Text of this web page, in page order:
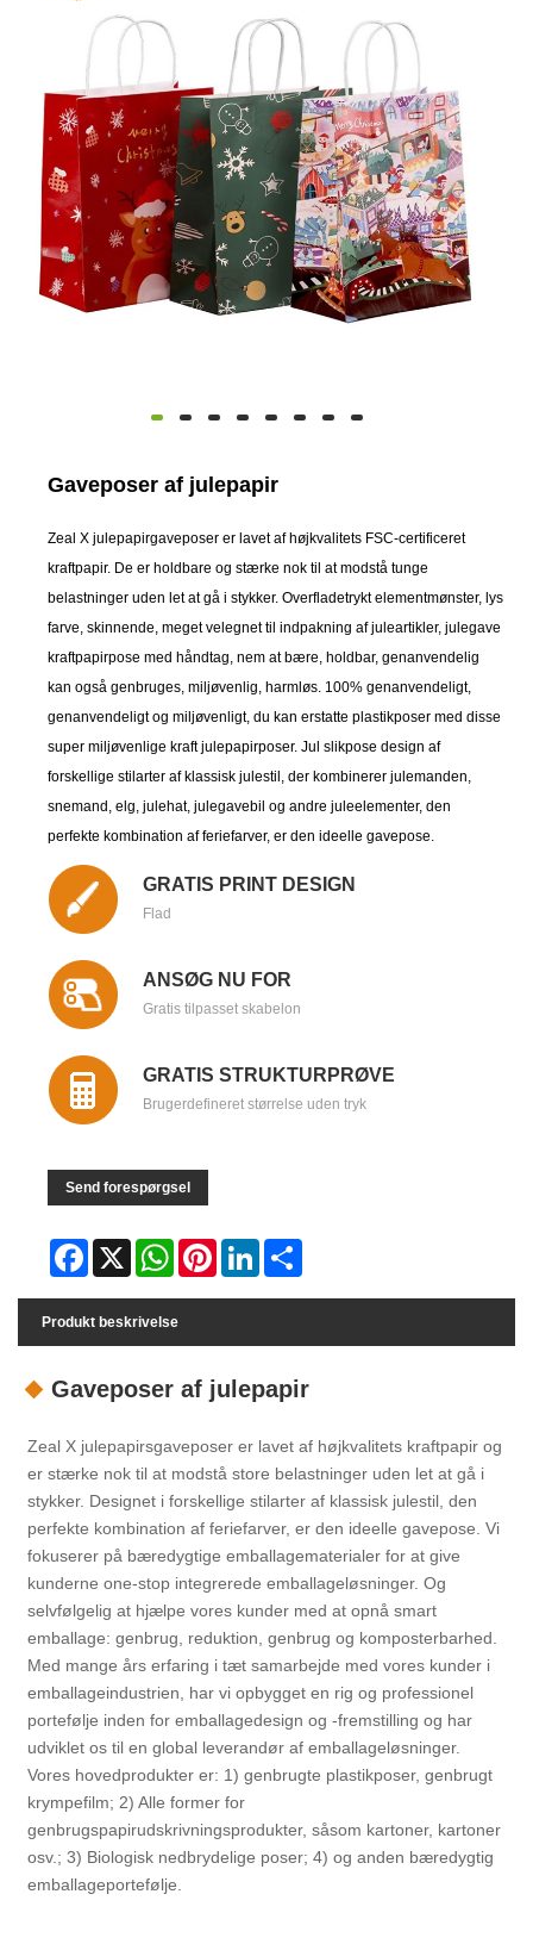
Gaveposer af julepapir
Zeal X julepapirgaveposer er lavet af højkvalitets FSC-certificeret
kraftpapir. De er holdbare og stærke nok til at modstå tunge
belastninger uden let at gå i stykker. Overfladetrykt elementmønster, lys
farve, skinnende, meget velegnet til indpakning af juleartikler, julegave
kraftpapirpose med håndtag, nem at bære, holdbar, genanvendelig
kan også genbruges, miljøvenlig, harmløs. 100% genanvendeligt,
genanvendeligt og miljøvenligt, du kan erstatte plastikposer med disse
super miljøvenlige kraft julepapirposer. Jul slikpose design af
forskellige stilarter af klassisk julestil, der kombinerer julemanden,
snemand, elg, julehat, julegavebil og andre juleelementer, den
perfekte kombination af feriefarver, er den ideelle gavepose.
GRATIS PRINT DESIGN
Flad
ANSØG NU FOR
Gratis tilpasset skabelon
GRATIS STRUKTURPRØVE
Brugerdefineret størrelse uden tryk
Send forespørgsel
Facebook
X WhatsAppPinterestLinkedIn
Produkt beskrivelse
Gaveposer af julepapir
Zeal X julepapirsgaveposer er lavet af højkvalitets kraftpapir og
er stærke nok til at modstå store belastninger uden let at gå i
stykker. Designet i forskellige stilarter af klassisk julestil, den
perfekte kombination af feriefarver, er den ideelle gavepose. Vi
fokuserer på bæredygtige emballagematerialer for at give
kunderne one-stop integrerede emballageløsninger. Og
selvfølgelig at hjælpe vores kunder med at opnå smart
emballage: genbrug, reduktion, genbrug og komposterbarhed.
Med mange års erfaring i tæt samarbejde med vores kunder i
emballageindustrien, har vi opbygget en rig og professionel
portefølje inden for emballagedesign og -fremstilling og har
udviklet os til en global leverandør af emballageløsninger.
Vores hovedprodukter er: 1) genbrugte plastikposer, genbrugt
krympefilm; 2) Alle former for
genbrugspapirudskrivningsprodukter, såsom kartoner, kartoner
osv.; 3) Biologisk nedbrydelige poser; 4) og anden bæredygtig
emballageportefølje.